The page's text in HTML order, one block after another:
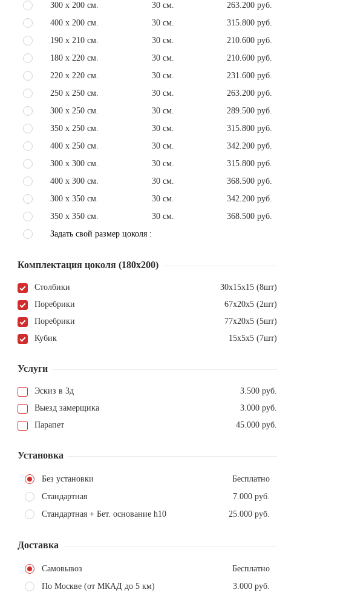
300 x 200 см.
30 см.
263.200 руб.
400 x 200 см.
30 см.
315.800 руб.
190 x 210 см.
30 см.
210.600 руб.
180 x 220 см.
30 см.
210.600 руб.
220 x 220 см.
30 см.
231.600 руб.
250 x 250 см.
30 см.
263.200 руб.
300 x 250 см.
30 см.
289.500 руб.
350 x 250 см.
30 см.
315.800 руб.
400 x 250 см.
30 см.
342.200 руб.
300 x 300 см.
30 см.
315.800 руб.
400 x 300 см.
30 см.
368.500 руб.
300 x 350 см.
30 см.
342.200 руб.
350 x 350 см.
30 см.
368.500 руб.
Задать свой размер цоколя :
Комплектация цоколя (180х200)
Столбики
30х15х15 (8шт)
Поребрики
67х20х5 (2шт)
Поребрики
77х20х5 (5шт)
Кубик
15х5х5 (7шт)
Услуги
Эскиз в 3д
3.500 руб.
Выезд замерщика
3.000 руб.
Парапет
45.000 руб.
Установка
Без установки
Бесплатно
Стандартная
7.000 руб.
Стандартная + Бет. основание h10
25.000 руб.
Доставка
Самовывоз
Бесплатно
По Москве (от МКАД до 5 км)
3.000 руб.